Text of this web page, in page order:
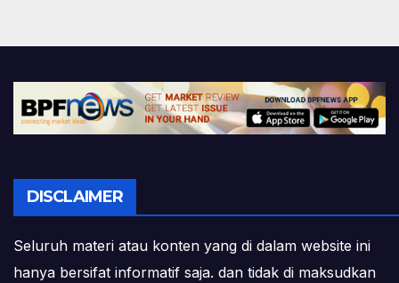
DISCLAIMER
Seluruh materi atau konten yang di dalam website ini
hanya bersifat informatif saja. dan tidak di maksudkan